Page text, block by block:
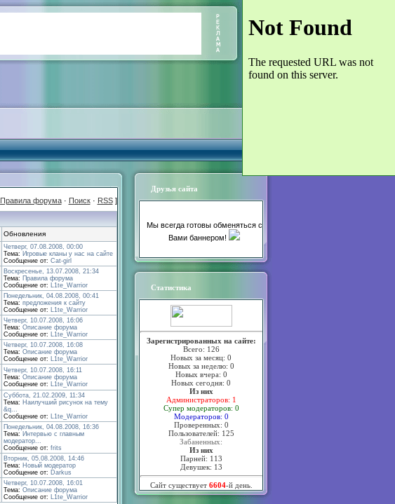
Правила форума· Поиск· RSS]
Обновления
Четверг, 07.08.2008, 00:00
Тема: Игровые кланы у нас на сайте
Сообщение от: Cat-girl
Воскресенье, 13.07.2008, 21:34
Тема: Правила форума
Сообщение от: L1te_Warrior
Понедельник, 04.08.2008, 00:41
Тема: предложения к сайту
Сообщение от: L1te_Warrior
Четверг, 10.07.2008, 16:06
Тема: Описание форума
Сообщение от: L1te_Warrior
Четверг, 10.07.2008, 16:08
Тема: Описание форума
Сообщение от: L1te_Warrior
Четверг, 10.07.2008, 16:11
Тема: Описание форума
Сообщение от: L1te_Warrior
Суббота, 21.02.2009, 11:34
Тема: Наилучший рисунок на тему
&q...
Сообщение от: L1te_Warrior
Понедельник, 04.08.2008, 16:36
Тема: Интервью с главным
модератор...
Сообщение от: frits
Вторник, 05.08.2008, 14:46
Тема: Новый модератор
Сообщение от: Darkus
Четверг, 10.07.2008, 16:01
Тема: Описание форума
Сообщение от: L1te_Warrior
Друзья сайта
Мы всегда готовы обменяться с
Вами баннером!
Статистика
Зарегистрированных на сайте:
Всего: 126
Новых за месяц: 0
Новых за неделю: 0
Новых вчера: 0
Новых сегодня: 0
Из них
Администраторов: 1
Супер модераторов: 0
Модераторов: 0
Проверенных: 0
Пользователей: 125
Забаненных:
Из них
Парней: 113
Девушек: 13
Сайт существует 6604-й день.